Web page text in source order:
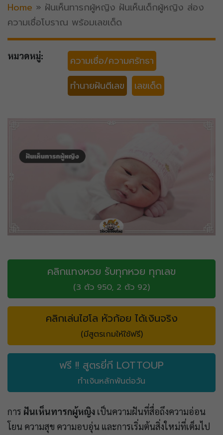
Home » ฝันเห็นทารกผู้หญิง ฝันเห็นเด็กผู้หญิง ส่อง
ความเชื่อโบราณ พร้อมเลขเด็ด
หมวดหมู่:
ความเชื่อ/ความศรัทธา
ทำนายฝันตีเลข
เลขเด็ด
คลิกแทงหวย รับทุกหวย ทุกเลข
(3 ตัว 950, 2 ตัว 92)
คลิกเล่นไฮโล หัวก้อย ได้เงินจริง
(มีสูตรเกมให้ใช้ฟรี)
ฟรี !! สูตรยี่กี LOTTOUP
ทำเงินหลักพันต่อวัน
การ ฝันเห็นทารกผู้หญิง เป็นความฝันที่สื่อถึงความอ่อน
โยน ความสุข ความอบอุ่น และการเริ่มต้นสิ่งใหม่ที่เต็มไป